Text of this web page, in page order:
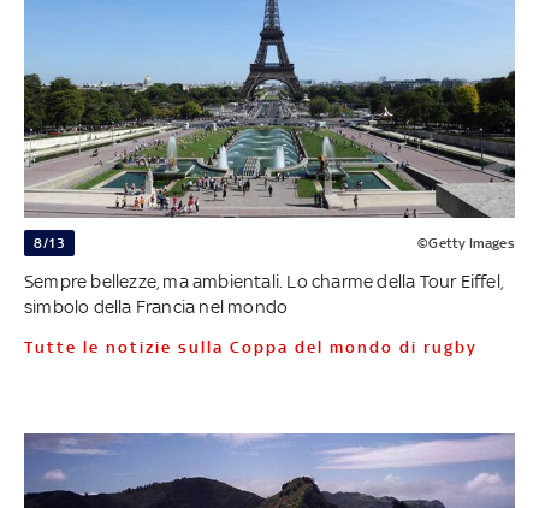
8/13 ©Getty Images
Sempre bellezze, ma ambientali. Lo charme della Tour Eiffel,
simbolo della Francia nel mondo
Tutte le notizie sulla Coppa del mondo di rugby